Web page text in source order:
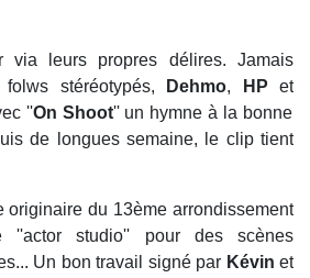
via leurs propres délires. Jamais
stéréotypés,
Dehmo, HP et
''On Shoot'' un hymne à la bonne
de longues semaine, le clip tient
originaire du 13ème arrondissement
studio'' pour des scènes
Un bon travail signé par Kévinet